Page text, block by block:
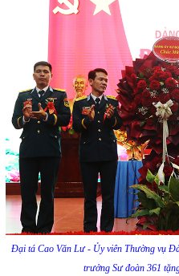
Đại tá Cao Văn Lư - Ủy viên Thường vụ
trưởng Sư đoàn 361